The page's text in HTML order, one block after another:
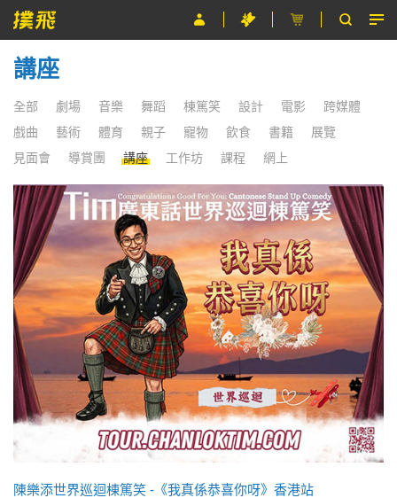
節目
主辦單位
關於撲飛
條款及細則
EN
講座
全部 劇場 音樂 舞蹈 棟篤笑 設計 電影
跨媒體
戲曲
藝術 體育 親子 寵物 飲食 書籍
展覽
見面會
導賞團 講座 工作坊 課程 網上
陳樂添世界巡迴棟篤笑 -《我真係恭喜你呀》香港站